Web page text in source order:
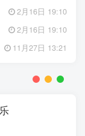
2月16日 19:10
2月16日 19:10
11月27日 13:21
17篇文章
2月16日 19:11
2月16日 19:11